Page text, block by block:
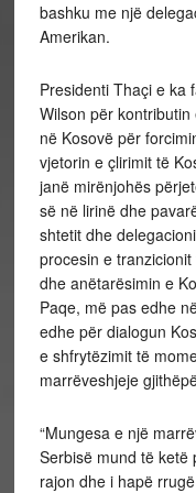
bashku me një
Amerikan.
Presidenti Thaçi e ka
Wilson për
në Kosovë për
vjetorin e çlirimit të
janë mirënjohës
së në lirinë dhe
shtetit dhe
procesin e
dhe anëtarësimin e
Paqe, më pas edhe
edhe për dialogun
e shfrytëzimit të
marrëveshjeje
“Mungesa e një
Serbisë mund të ketë
rajon dhe i hapë